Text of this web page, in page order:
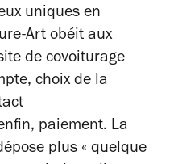
uniques en
Art obéit aux
de covoiturage
choix de la
paiement. La
plus « quelque